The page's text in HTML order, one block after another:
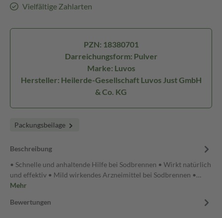
Vielfältige Zahlarten
PZN: 18380701
Darreichungsform: Pulver
Marke: Luvos
Hersteller: Heilerde-Gesellschaft Luvos Just GmbH
& Co. KG
Packungsbeilage
Beschreibung
• Schnelle und anhaltende Hilfe bei Sodbrennen • Wirkt natürlich
und effektiv • Mild wirkendes Arzneimittel bei Sodbrennen •…
Mehr
Bewertungen